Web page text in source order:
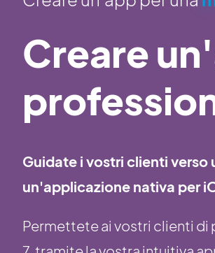
Creare
Guidate i vostri clienti verso
un'applicazione nativa per
Permettete ai vostri clienti di